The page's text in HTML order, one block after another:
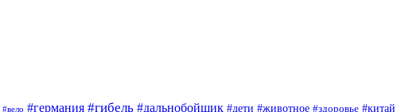
#вело #германия #гибель #дальнобойщик #дети #животное #здоровье #китай